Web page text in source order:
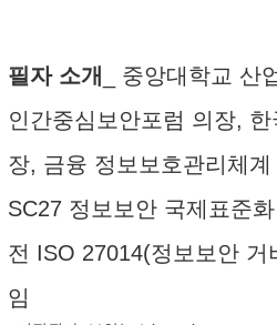
필자 소개
_ 중앙대학교 산
인간중심보안포럼 의장,
장, 금융 정보보호관리체
SC27 정보보안 국제표준
전 ISO 27014(정보보안 거
임